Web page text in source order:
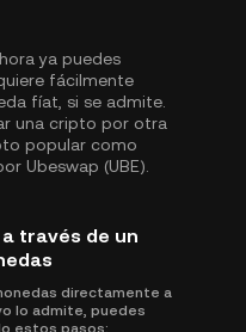
ya puedes
fácilmente
fíat, si se admite.
una cripto por otra
popular como
Ubeswap (UBE).
a través de un
directamente a
lo admite, puedes
estos pasos: